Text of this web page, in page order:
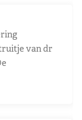
van dr